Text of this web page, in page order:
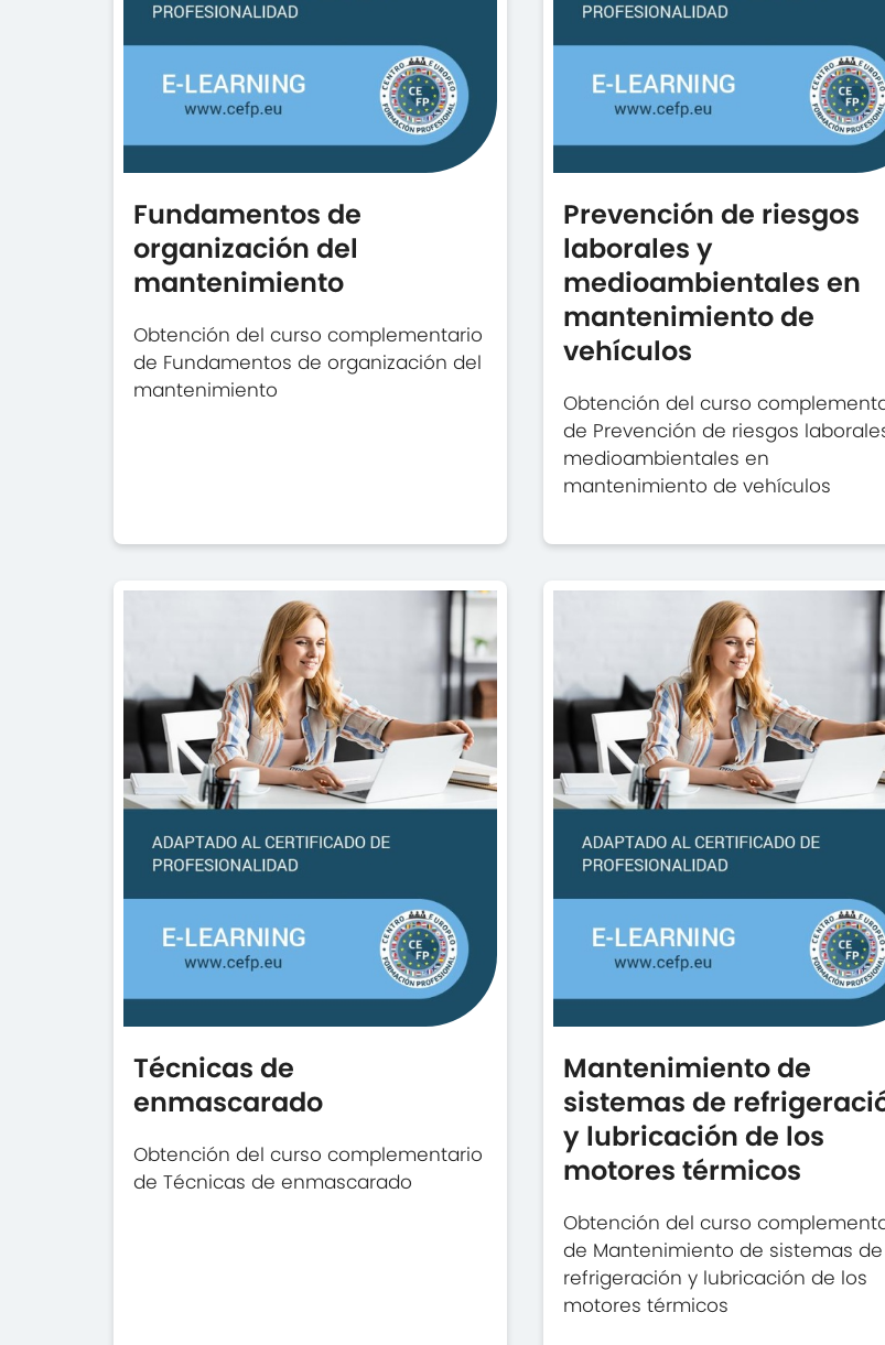
Fundamentos de
organización del
mantenimiento
Obtención del curso complementario
de Fundamentos de organización del
mantenimiento
Prevención de riesgos
laborales y
medioambientales en
mantenimiento de
vehículos
Obtención del curso
de Prevención de riesgos
medioambientales en
mantenimiento de vehículos
Técnicas de
enmascarado
Obtención del curso complementario
de Técnicas de enmascarado
Mantenimiento de
sistemas de
y lubricación de los
motores térmicos
Obtención del curso
de Mantenimiento de sistemas de
refrigeración y lubricación de los
motores térmicos